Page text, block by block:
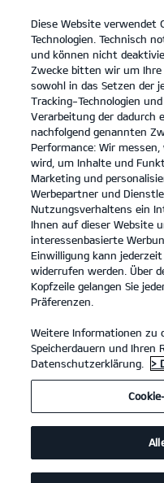
open
menu
Der EV4
... ... DER EV4
Der Kia
Entdecke die
Diese Website verwendet
Technologien. Technisch
und können nicht
Zwecke bitten wir um Ihre
sowohl in das Setzen der
Tracking-Technologien
Verarbeitung der dadurch
nachfolgend genannten
Performance: Wir
wird, um Inhalte und
Marketing und
Werbepartner und
Nutzungsverhaltens ein
Ihnen auf dieser Website
interessenbasierte
Einwilligung kann
widerrufen werden. Über
Kopfzeile gelangen Sie
Präferenzen.
Weitere Informationen zu
Speicherdauern und Ihren
Datenschutzerklärung.
>